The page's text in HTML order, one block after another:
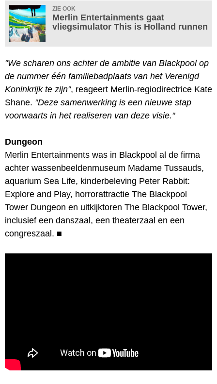
ZIE OOK
Merlin Entertainments gaat
vliegsimulator This is Holland runnen
"We scharen ons achter de ambitie van Blackpool op
de nummer één familiebadplaats van het Verenigd
Koninkrijk te zijn", reageert Merlin-regiodirectrice Kate
Shane. "Deze samenwerking is een nieuwe stap
voorwaarts in het realiseren van deze visie."
Dungeon
Merlin Entertainments was in Blackpool al de firma
achter wassenbeeldenmuseum Madame Tussauds,
aquarium Sea Life, kinderbeleving Peter Rabbit:
Explore and Play, horrorattractie The Blackpool
Tower Dungeon en uitkijktoren The Blackpool Tower,
inclusief een danszaal, een theaterzaal en een
congreszaal. ■